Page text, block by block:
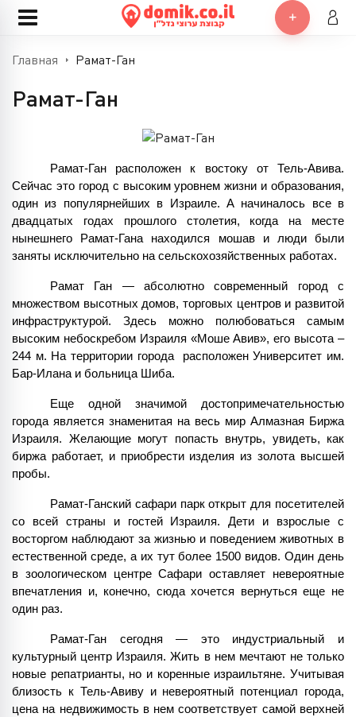
Главная Рамат-Ган
Рамат-Ган
Рамат-Ган расположен к востоку от Тель-Авива.
Сейчас это город с высоким уровнем жизни и образования,
один из популярнейших в Израиле. А начиналось все в
двадцатых годах прошлого столетия, когда на месте
нынешнего Рамат-Гана находился мошав и люди были
заняты исключительно на сельскохозяйственных работах.
Рамат Ган — абсолютно современный город с
множеством высотных домов, торговых центров и развитой
инфраструктурой. Здесь можно полюбоваться самым
высоким небоскребом Израиля «Моше Авив», его высота –
244 м. На территории города  расположен Университет им.
Бар-Илана и больница Шиба.
Еще одной значимой достопримечательностью
города является знаменитая на весь мир Алмазная Биржа
Израиля. Желающие могут попасть внутрь, увидеть, как
биржа работает, и приобрести изделия из золота высшей
пробы.
Рамат-Ганский сафари парк открыт для посетителей
со всей страны и гостей Израиля. Дети и взрослые с
восторгом наблюдают за жизнью и поведением животных в
естественной среде, а их тут более 1500 видов. Один день
в зоологическом центре Сафари оставляет невероятные
впечатления и, конечно, сюда хочется вернуться еще не
один раз.
Рамат-Ган сегодня — это индустриальный и
культурный центр Израиля. Жить в нем мечтают не только
новые репатрианты, но и коренные израильтяне. Учитывая
близость к Тель-Авиву и невероятный потенциал города,
цена на недвижимость в нем соответствует самой верхней